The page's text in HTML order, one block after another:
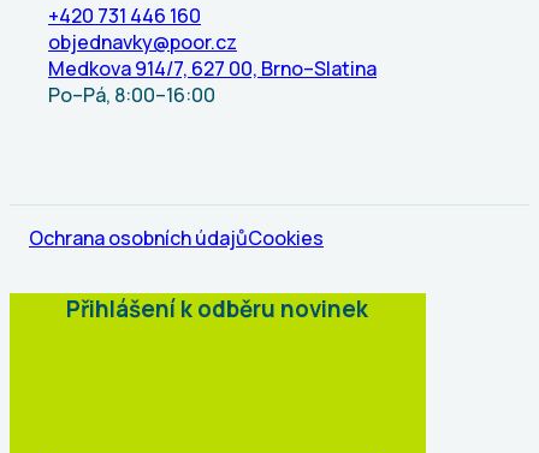
+420 731 446 160
objednavky@poor.cz
Medkova 914/7, 627 00, Brno–Slatina
Po–Pá, 8:00–16:00
Ochrana osobních údajůCookies
Přihlášení k odběru novinek